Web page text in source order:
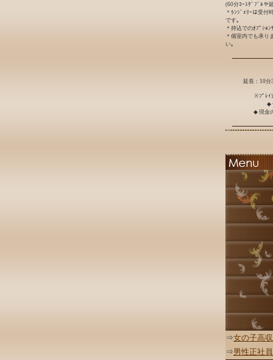
(60分ｺｰｽﾀﾞﾌﾞﾙや
＊ﾗﾝｼﾞｪﾘｰは受付
です｡
＊持込でのｵﾌﾟｼｮ
＊個室内でも承り
い｡
延長：10分
※ﾌﾟﾚｲ
◆
◆ 現金
⇒女の子高
⇒男性正社